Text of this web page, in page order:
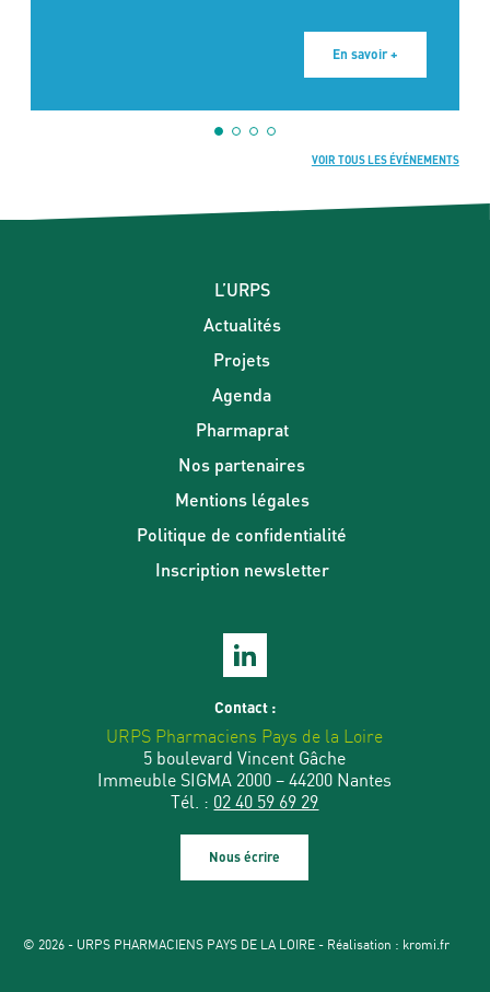
En savoir +
VOIR TOUS LES ÉVÉNEMENTS
L’URPS
Actualités
Projets
Agenda
Pharmaprat
Nos partenaires
Mentions légales
Politique de confidentialité
Inscription newsletter
Contact :
URPS Pharmaciens Pays de la Loire
5 boulevard Vincent Gâche
Immeuble SIGMA 2000 – 44200 Nantes
Tél. : 02 40 59 69 29
Nous écrire
© 2026 - URPS PHARMACIENS PAYS DE LA LOIRE - Réalisation : kromi.fr